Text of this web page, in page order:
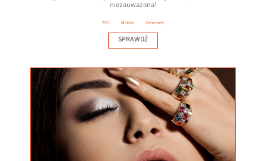
niezauważona!
YES Mohito Reserved
SPRAWDŹ